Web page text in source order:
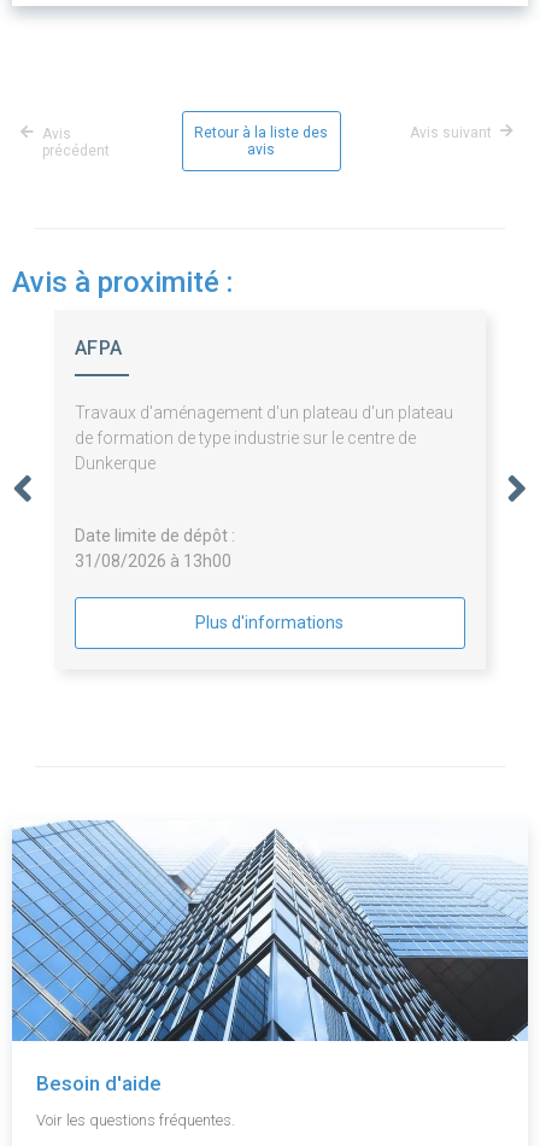
Avis
précédent
Retour à la liste des
avis
Avis suivant
Avis à proximité :
AFPA
Travaux d'aménagement d'un plateau d'un plateau
de formation de type industrie sur le centre de
Dunkerque
Date limite de dépôt :
31/08/2026 à 13h00
Plus d'informations
Besoin d'aide
Voir les questions fréquentes.